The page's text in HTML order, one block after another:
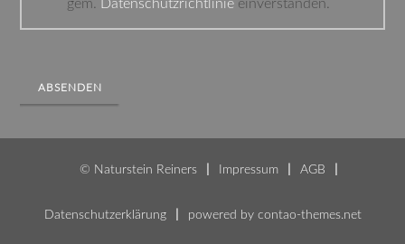
gem. Datenschutzrichtlinie einverstanden.
ABSENDEN
© Naturstein Reiners Impressum AGB
Datenschutzerklärung powered by contao-themes.net